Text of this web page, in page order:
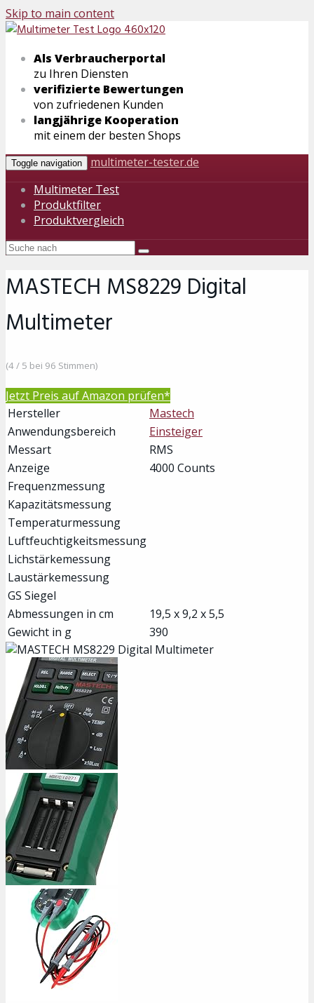
Skip to main content
Als Verbraucherportal
zu Ihren Diensten
verifizierte Bewertungen
von zufriedenen Kunden
langjährige Kooperation
mit einem der besten Shops
Toggle navigation
multimeter-tester.de
Multimeter Test
Produktfilter
Produktvergleich
MASTECH MS8229 Digital
Multimeter
(4 / 5 bei 96 Stimmen)
Jetzt Preis auf Amazon prüfen*
Hersteller
Mastech
Anwendungsbereich
Einsteiger
Messart
RMS
Anzeige
4000 Counts
Frequenzmessung
Kapazitätsmessung
Temperaturmessung
Luftfeuchtigkeitsmessung
Lichstärkemessung
Laustärkemessung
GS Siegel
Abmessungen in cm
19,5 x 9,2 x 5,5
Gewicht in g
390